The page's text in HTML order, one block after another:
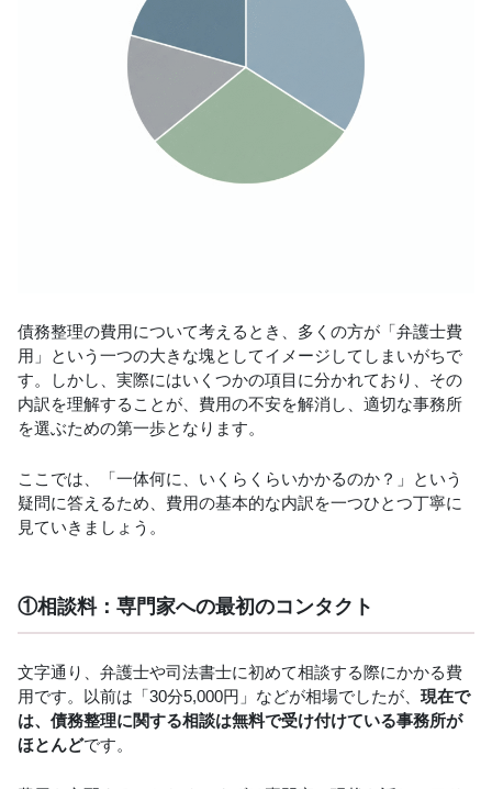
債務整理の費用について考えるとき、多くの方が「弁護士費
用」という一つの大きな塊としてイメージしてしまいがちで
す。しかし、実際にはいくつかの項目に分かれており、その
内訳を理解することが、費用の不安を解消し、適切な事務所
を選ぶための第一歩となります。
ここでは、「一体何に、いくらくらいかかるのか？」という
疑問に答えるため、費用の基本的な内訳を一つひとつ丁寧に
見ていきましょう。
①相談料：専門家への最初のコンタクト
文字通り、弁護士や司法書士に初めて相談する際にかかる費
用です。以前は「30分5,000円」などが相場でしたが、 現在で
は、債務整理に関する相談は無料で受け付けている事務所が
ほとんどです。